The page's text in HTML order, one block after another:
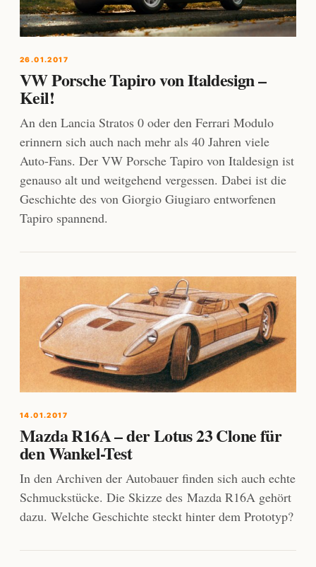
26.01.2017
VW Porsche Tapiro von Italdesign –
Keil!
An den Lancia Stratos 0 oder den Ferrari Modulo
erinnern sich auch nach mehr als 40 Jahren viele
Auto-Fans. Der VW Porsche Tapiro von Italdesign ist
genauso alt und weitgehend vergessen. Dabei ist die
Geschichte des von Giorgio Giugiaro entworfenen
Tapiro spannend.
14.01.2017
Mazda R16A – der Lotus 23 Clone für
den Wankel-Test
In den Archiven der Autobauer finden sich auch echte
Schmuckstücke. Die Skizze des Mazda R16A gehört
dazu. Welche Geschichte steckt hinter dem Prototyp?